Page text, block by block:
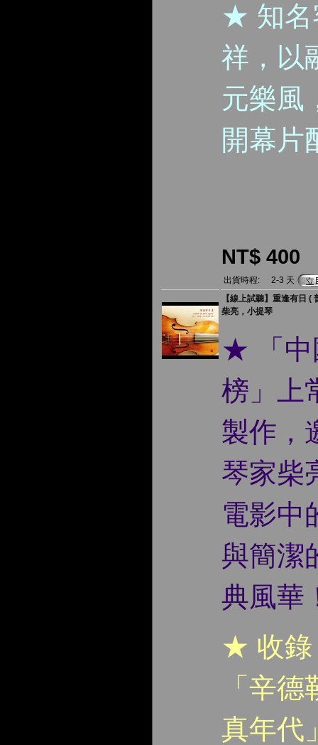
★ 知名
祥，以
元樂風
開幕片
NT$ 400
出貨時程:
2-3 天
【線上試聽】重逢有日 (
柴亮，小提琴
★ 「中
榜」上
製作，
琴家柴
電影中
與簡潔
典風華
★ 收錄
「辛
真年代